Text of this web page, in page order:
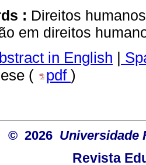
: Direitos
em direitos
in English |
(
pdf )
© 2026 Universidade
Revista